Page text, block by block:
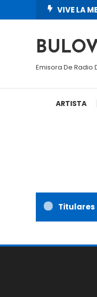
To
VIVE LA
Emisora De Radio
ARTISTA
Titulares